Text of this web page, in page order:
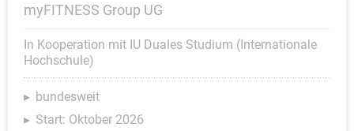
myFITNESS Group UG
In Kooperation mit IU Duales Studium (Internationale
Hochschule)
bundesweit
Start: Oktober 2026